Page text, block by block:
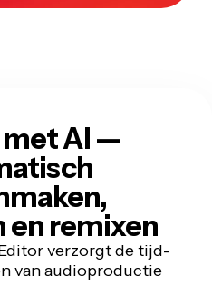
AI —
en remixen
verzorgt de tijd­
van audioproductie